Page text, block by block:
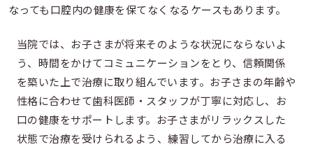
なっても口腔内の健康を保てなくなるケースもあります。
当院では、お子さまが将来そのような状況にならないよ
う、時間をかけてコミュニケーションをとり、信頼関係
を築いた上で治療に取り組んでいます。お子さまの年齢や
性格に合わせて歯科医師・スタッフが丁寧に対応し、お
口の健康をサポートします。お子さまがリラックスした
状態で治療を受けられるよう、練習してから治療に入る